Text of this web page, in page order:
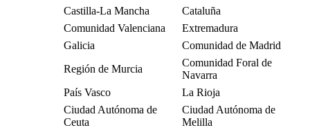
Castilla-La Mancha
Cataluña
Comunidad Valenciana
Extremadura
Galicia
Comunidad de Madrid
Región de Murcia
Comunidad Foral de
Navarra
País Vasco
La Rioja
Ciudad Autónoma de
Ceuta
Ciudad Autónoma de
Melilla